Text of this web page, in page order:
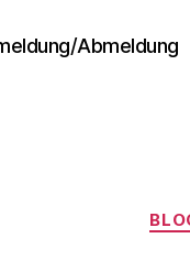
Abmeldung